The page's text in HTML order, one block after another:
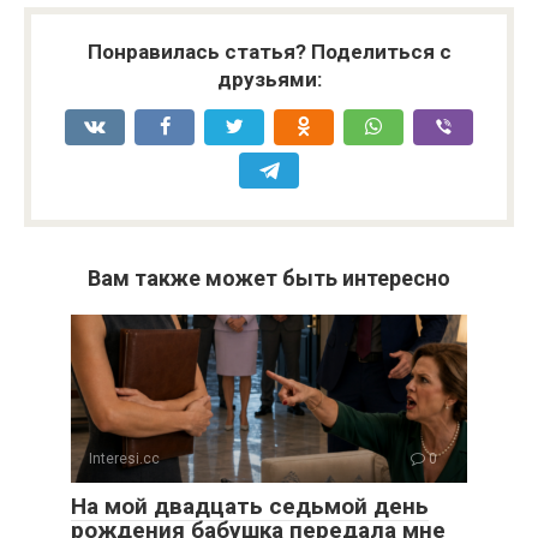
Понравилась статья? Поделиться с
друзьями:
Вам также может быть интересно
Interesi.cc 0
На мой двадцать седьмой день
рождения бабушка передала мне